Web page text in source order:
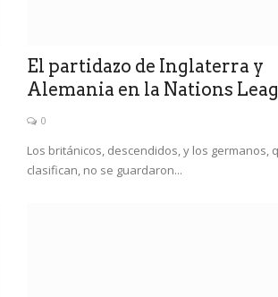
El partidazo de Inglaterra y
Alemania en la Nations
0
Los británicos, descendidos, y los germanos,
clasifican, no se guardaron...